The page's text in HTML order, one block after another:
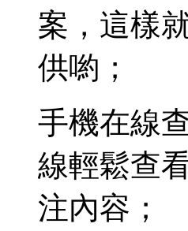
案，這樣
供喲；
手機在線
線輕鬆查
注內容；